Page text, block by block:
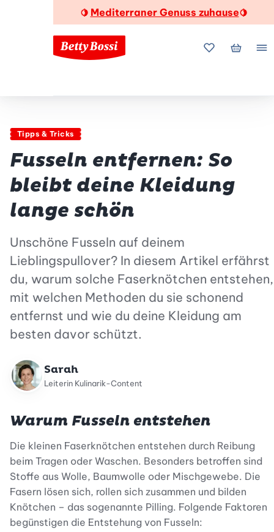
🍋 Mediterraner Genuss zuhause🍋
MeineMein
Tipps & Tricks
Fusseln entfernen: So
bleibt deine Kleidung
lange schön
Unschöne Fusseln auf deinem
Lieblingspullover? In diesem Artikel erfährst
du, warum solche Faserknötchen entstehen,
mit welchen Methoden du sie schonend
entfernst und wie du deine Kleidung am
besten davor schützt.
Sarah
Leiterin Kulinarik-Content
Warum Fusseln entstehen
Die kleinen Faserknötchen entstehen durch Reibung
beim Tragen oder Waschen. Besonders betroffen sind
Stoffe aus Wolle, Baumwolle oder Mischgewebe. Die
Fasern lösen sich, rollen sich zusammen und bilden
Knötchen – das sogenannte Pilling. Folgende Faktoren
begünstigen die Entstehung von Fusseln: